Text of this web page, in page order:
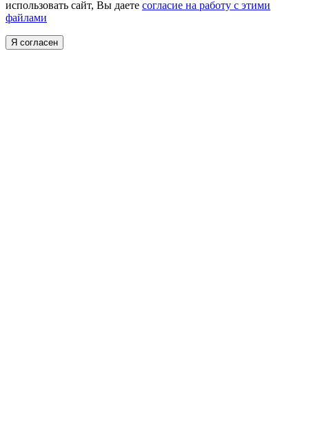
использовать сайт, Вы даете согласие на работу с этими
файлами
Я согласен